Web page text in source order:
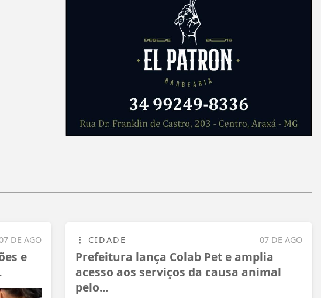
DE AGO
e
07 DE AGO
CIDADE
Prefeitura lança Colab Pet e amplia
acesso aos serviços da causa animal
pelo...